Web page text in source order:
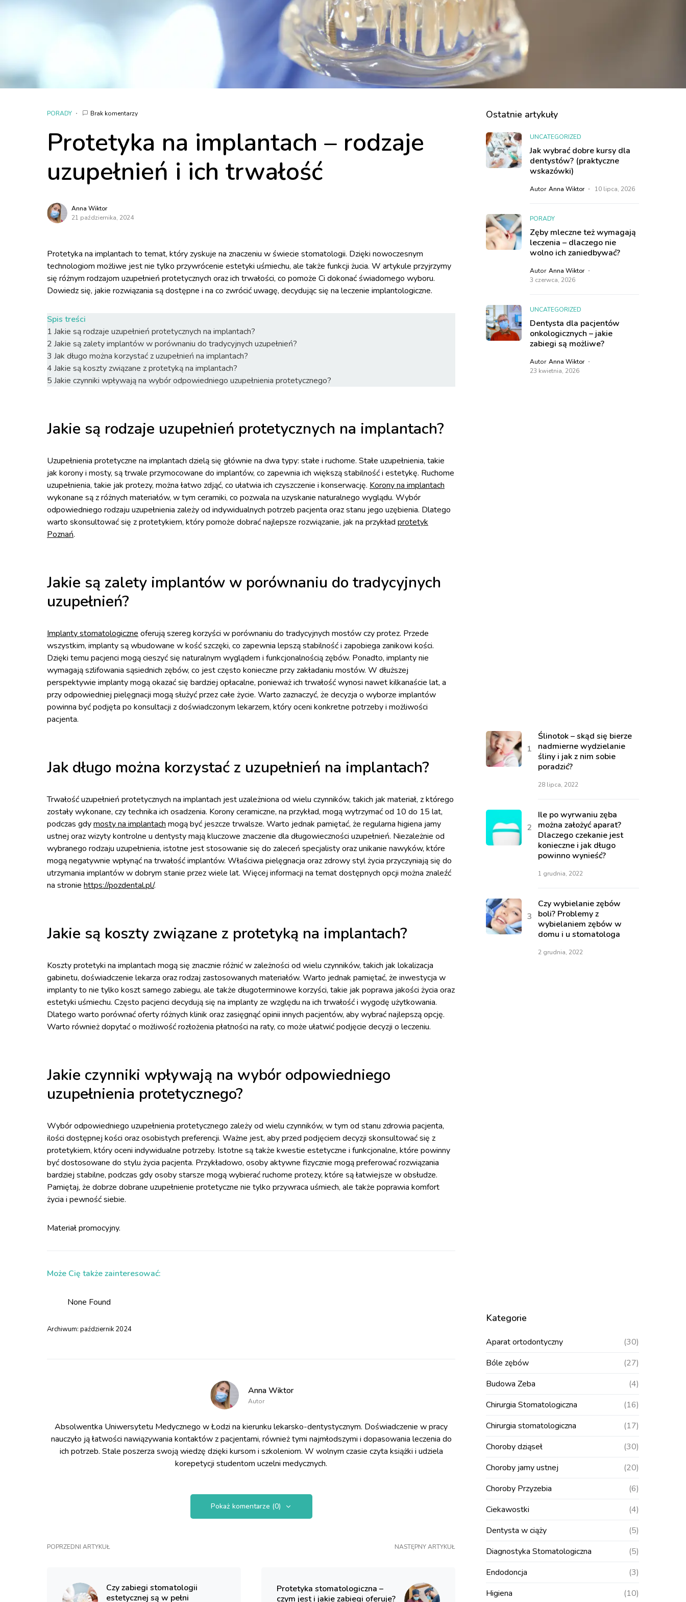
PORADY Brak komentarzy
Protetyka na implantach – rodzaje
uzupełnień i ich trwałość
Anna Wiktor
21 października, 2024
Protetyka na implantach to temat, który zyskuje na znaczeniu w świecie stomatologii. Dzięki nowoczesnym
technologiom możliwe jest nie tylko przywrócenie estetyki uśmiechu, ale także funkcji żucia. W artykule przyjrzymy
się różnym rodzajom uzupełnień protetycznych oraz ich trwałości, co pomoże Ci dokonać świadomego wyboru.
Dowiedz się, jakie rozwiązania są dostępne i na co zwrócić uwagę, decydując się na leczenie implantologiczne.
Spis treści
1 Jakie są rodzaje uzupełnień protetycznych na implantach?
2 Jakie są zalety implantów w porównaniu do tradycyjnych uzupełnień?
3 Jak długo można korzystać z uzupełnień na implantach?
4 Jakie są koszty związane z protetyką na implantach?
5 Jakie czynniki wpływają na wybór odpowiedniego uzupełnienia protetycznego?
Jakie są rodzaje uzupełnień protetycznych na implantach?
Uzupełnienia protetyczne na implantach dzielą się głównie na dwa typy: stałe i ruchome. Stałe uzupełnienia, takie
jak korony i mosty, są trwale przymocowane do implantów, co zapewnia ich większą stabilność i estetykę. Ruchome
uzupełnienia, takie jak protezy, można łatwo zdjąć, co ułatwia ich czyszczenie i konserwację. Korony na implantach
wykonane są z różnych materiałów, w tym ceramiki, co pozwala na uzyskanie naturalnego wyglądu. Wybór
odpowiedniego rodzaju uzupełnienia zależy od indywidualnych potrzeb pacjenta oraz stanu jego uzębienia. Dlatego
warto skonsultować się z protetykiem, który pomoże dobrać najlepsze rozwiązanie, jak na przykład protetyk
Poznań.
Jakie są zalety implantów w porównaniu do tradycyjnych
uzupełnień?
Implanty stomatologiczne oferują szereg korzyści w porównaniu do tradycyjnych mostów czy protez. Przede
wszystkim, implanty są wbudowane w kość szczęki, co zapewnia lepszą stabilność i zapobiega zanikowi kości.
Dzięki temu pacjenci mogą cieszyć się naturalnym wyglądem i funkcjonalnością zębów. Ponadto, implanty nie
wymagają szlifowania sąsiednich zębów, co jest często konieczne przy zakładaniu mostów. W dłuższej
perspektywie implanty mogą okazać się bardziej opłacalne, ponieważ ich trwałość wynosi nawet kilkanaście lat, a
przy odpowiedniej pielęgnacji mogą służyć przez całe życie. Warto zaznaczyć, że decyzja o wyborze implantów
powinna być podjęta po konsultacji z doświadczonym lekarzem, który oceni konkretne potrzeby i możliwości
pacjenta.
Jak długo można korzystać z uzupełnień na implantach?
Trwałość uzupełnień protetycznych na implantach jest uzależniona od wielu czynników, takich jak materiał, z którego
zostały wykonane, czy technika ich osadzenia. Korony ceramiczne, na przykład, mogą wytrzymać od 10 do 15 lat,
podczas gdymosty na implantach mogą być jeszcze trwalsze. Warto jednak pamiętać, że regularna higiena jamy
ustnej oraz wizyty kontrolne u dentysty mają kluczowe znaczenie dla długowieczności uzupełnień. Niezależnie od
wybranego rodzaju uzupełnienia, istotne jest stosowanie się do zaleceń specjalisty oraz unikanie nawyków, które
mogą negatywnie wpłynąć na trwałość implantów. Właściwa pielęgnacja oraz zdrowy styl życia przyczyniają się do
utrzymania implantów w dobrym stanie przez wiele lat. Więcej informacji na temat dostępnych opcji można znaleźć
na stronie https://pozdental.pl/.
Jakie są koszty związane z protetyką na implantach?
Koszty protetyki na implantach mogą się znacznie różnić w zależności od wielu czynników, takich jak lokalizacja
gabinetu, doświadczenie lekarza oraz rodzaj zastosowanych materiałów. Warto jednak pamiętać, że inwestycja w
implanty to nie tylko koszt samego zabiegu, ale także długoterminowe korzyści, takie jak poprawa jakości życia oraz
estetyki uśmiechu. Często pacjenci decydują się na implanty ze względu na ich trwałość i wygodę użytkowania.
Dlatego warto porównać oferty różnych klinik oraz zasięgnąć opinii innych pacjentów, aby wybrać najlepszą opcję.
Warto również dopytać o możliwość rozłożenia płatności na raty, co może ułatwić podjęcie decyzji o leczeniu.
Jakie czynniki wpływają na wybór odpowiedniego
uzupełnienia protetycznego?
Wybór odpowiedniego uzupełnienia protetycznego zależy od wielu czynników, w tym od stanu zdrowia pacjenta,
ilości dostępnej kości oraz osobistych preferencji. Ważne jest, aby przed podjęciem decyzji skonsultować się z
protetykiem, który oceni indywidualne potrzeby. Istotne są także kwestie estetyczne i funkcjonalne, które powinny
być dostosowane do stylu życia pacjenta. Przykładowo, osoby aktywne fizycznie mogą preferować rozwiązania
bardziej stabilne, podczas gdy osoby starsze mogą wybierać ruchome protezy, które są łatwiejsze w obsłudze.
Pamiętaj, że dobrze dobrane uzupełnienie protetyczne nie tylko przywraca uśmiech, ale także poprawia komfort
życia i pewność siebie.
Materiał promocyjny.
Może Cię także zainteresować:
None Found
Archiwum: październik 2024
Anna Wiktor
Autor
Absolwentka Uniwersytetu Medycznego w Łodzi na kierunku lekarsko-dentystycznym. Doświadczenie w pracy
nauczyło ją łatwości nawiązywania kontaktów z pacjentami, również tymi najmłodszymi i dopasowania leczenia do
ich potrzeb. Stale poszerza swoją wiedzę dzięki kursom i szkoleniom. W wolnym czasie czyta książki i udziela
korepetycji studentom uczelni medycznych.
Pokaż komentarze (0)
POPRZEDNI ARTYKUŁ
Czy zabiegi stomatologii
estetycznej są w pełni
NASTĘPNY ARTYKUŁ
Protetyka stomatologiczna –
czym jest i jakie zabiegi oferuje?
Ostatnie artykuły
UNCATEGORIZED
Jak wybrać dobre kursy dla
dentystów? (praktyczne
wskazówki)
Autor Anna Wiktor 10 lipca, 2026
PORADY
Zęby mleczne też wymagają
leczenia – dlaczego nie
wolno ich zaniedbywać?
Autor Anna Wiktor
3 czerwca, 2026
UNCATEGORIZED
Dentysta dla pacjentów
onkologicznych – jakie
zabiegi są możliwe?
Autor Anna Wiktor
23 kwietnia, 2026
Ślinotok – skąd się bierze
nadmierne wydzielanie
śliny i jak z nim sobie
poradzić?
28 lipca, 2022
Ile po wyrwaniu zęba
można założyć aparat?
Dlaczego czekanie jest
konieczne i jak długo
powinno wynieść?
1 grudnia, 2022
Czy wybielanie zębów
boli? Problemy z
wybielaniem zębów w
domu i u stomatologa
2 grudnia, 2022
Kategorie
Aparat ortodontyczny
(30)
Bóle zębów
(27)
Budowa Zeba
(4)
Chirurgia Stomatologiczna
(16)
Chirurgia stomatologiczna
(17)
Choroby dziąseł
(30)
Choroby jamy ustnej
(20)
Choroby Przyzebia
(6)
Ciekawostki
(4)
Dentysta w ciąży
(5)
Diagnostyka Stomatologiczna
(5)
Endodoncja
(3)
Higiena
(10)